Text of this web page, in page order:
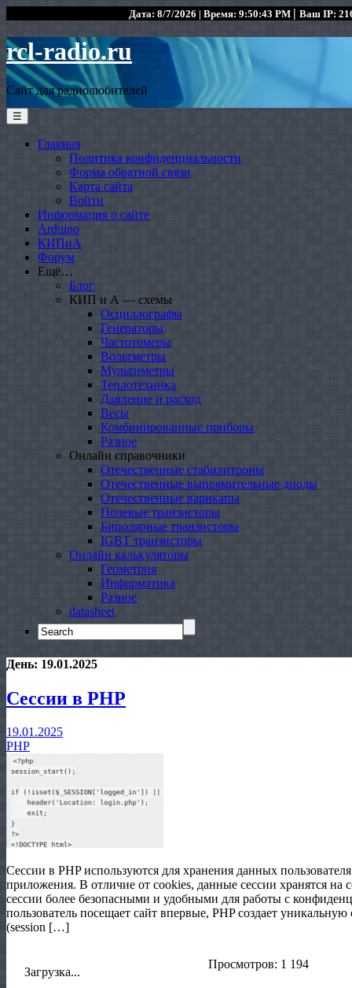
Дата: 8/7/2026 | Время: 9:50:43 PM | Ваш IP:
rcl-radio.ru
Сайт для радиолюбителей
☰
Главная
Политика конфиденциальности
Форма обратной связи
Карта сайта
Войти
Информация о сайте
Arduino
КИПиА
Форум
Ещё…
Блог
КИП и А — схемы
Осциллографы
Генераторы
Частотомеры
Вольтметры
Мультиметры
Теплотехника
Давление и расход
Весы
Комбинированные приборы
Разное
Онлайн справочники
Отечественные стабилитроны
Отечественные выпрямительные диоды
Отечественные варикапы
Полевые транзисторы
Биполярные транзисторы
IGBT транзисторы
Онлайн калькуляторы
Геометрия
Информатика
Разное
datasheet
Search
for:
День: 19.01.2025
Сессии в PHP
19.01.2025
PHP
Сессии в PHP используются для хранения данных
приложения. В отличие от cookies, данные сессии хранятся на
сессии более безопасными и удобными для работы с
пользователь посещает сайт впервые, PHP создает
(session […]
Загрузка...
Просмотров: 1 194